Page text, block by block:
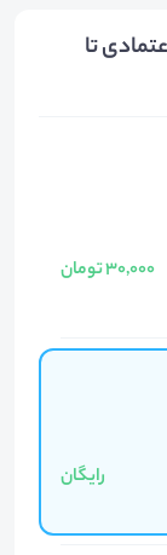
تا
30,000 تومان
رایگان